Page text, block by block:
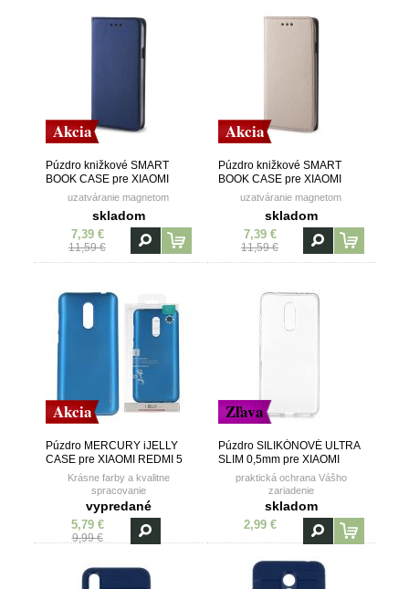
Akcia
Púzdro knižkové SMART
BOOK CASE pre XIAOMI
REDMI 5 PLUS - modré
uzatváranie magnetom
skladom
7,39 €
11,59 €
Akcia
Púzdro knižkové SMART
BOOK CASE pre XIAOMI
REDMI 5 PLUS - zlaté
uzatváranie magnetom
skladom
7,39 €
11,59 €
Akcia
Púzdro MERCURY iJELLY
CASE pre XIAOMI REDMI 5
PLUS - modré
Krásne farby a kvalitne
spracovanie
vypredané
5,79 €
9,99 €
Zľava
Púzdro SILIKÓNOVÉ ULTRA
SLIM 0,5mm pre XIAOMI
REDMI 5 PLUS -
transparentné
praktická ochrana Vášho
zariadenie
skladom
2,99 €